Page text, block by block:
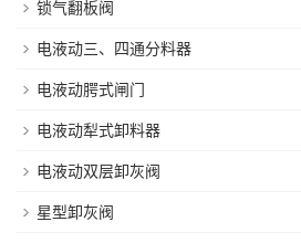
锁气翻板阀
电液动三、四通分料器
电液动腭式闸门
电液动犁式卸料器
电液动双层卸灰阀
星型卸灰阀